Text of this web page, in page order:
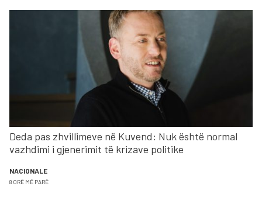
Deda pas zhvillimeve në Kuvend: Nuk është normal
vazhdimi i gjenerimit të krizave politike
NACIONALE
8 ORË MË PARË